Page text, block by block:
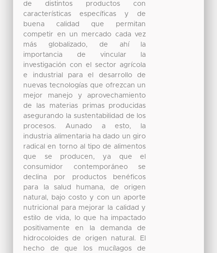
de distintos productos con
características específicas y de
buena calidad que permitan
competir en un mercado cada vez
más globalizado, de ahí la
importancia de vincular la
investigación con el sector agrícola
e industrial para el desarrollo de
nuevas tecnologías que ofrezcan un
mejor manejo y aprovechamiento
de las materias primas producidas
asegurando la sustentabilidad de los
procesos. Aunado a esto, la
industria alimentaria ha dado un giro
radical en torno al tipo de alimentos
que se producen, ya que el
consumidor contemporáneo se
declina por productos benéficos
para la salud humana, de origen
natural, bajo costo y con un aporte
nutricional para mejorar la calidad y
estilo de vida, lo que ha impactado
positivamente en la demanda de
hidrocoloides de origen natural. El
hecho de que los mucílagos de